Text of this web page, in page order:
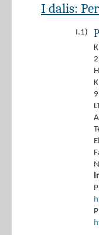
I dalis:
I.1)